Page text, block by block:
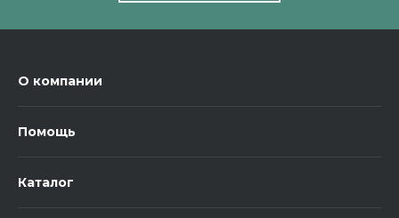
О компании
Помощь
Каталог